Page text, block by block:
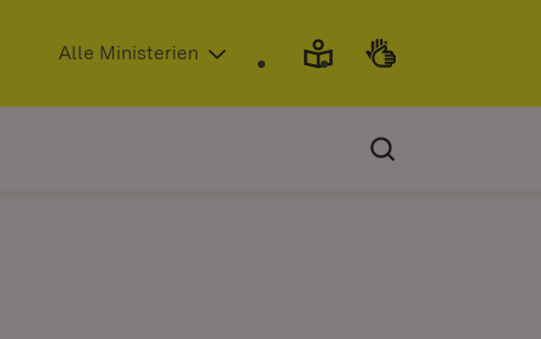
(Öffnet in neuem Fenster)
Alle Ministerien